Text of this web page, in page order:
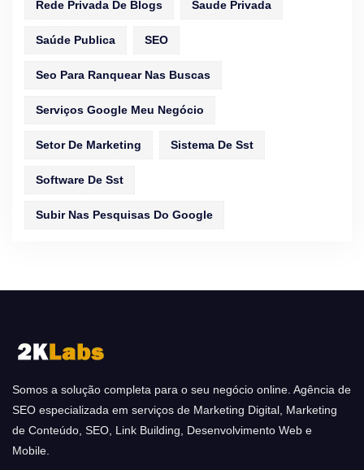
Rede Privada De Blogs Saude Privada
Saúde Publica SEO
Seo Para Ranquear Nas Buscas
Serviços Google Meu Negócio
Setor De Marketing Sistema De Sst
Software De Sst
Subir Nas Pesquisas Do Google
Somos a solução completa para o seu negócio online. Agência de
SEO especializada em serviços de Marketing Digital, Marketing
de Conteúdo, SEO, Link Building, Desenvolvimento Web e
Mobile.